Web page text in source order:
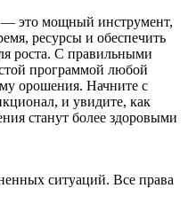
— это мощный инструмент,
ресурсы и обеспечить
роста. С правильными
программой любой
орошения. Начните с
и увидите, как
станут более здоровыми
ситуаций. Все права